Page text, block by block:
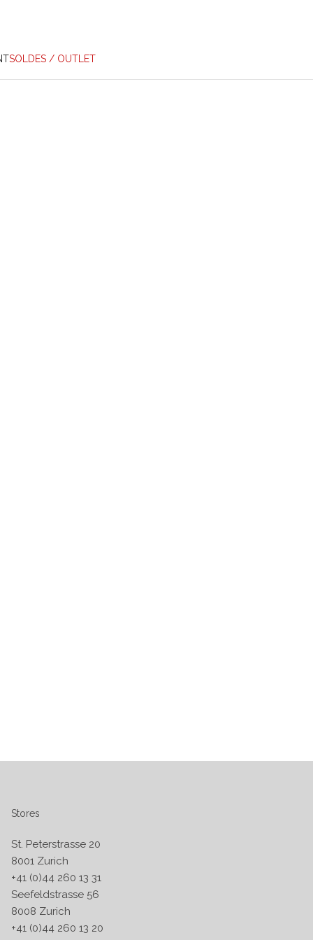
SOLDES / OUTLET
Stores
St. Peterstrasse 20
8001 Zurich
+41 (0)44 260 13 31
Seefeldstrasse 56
8008 Zurich
+41 (0)44 260 13 20